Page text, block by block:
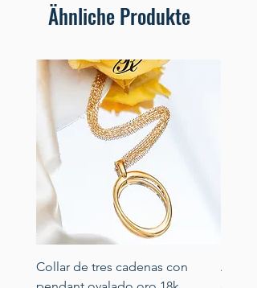
Ähnliche Produkte
Collar de tres cadenas con